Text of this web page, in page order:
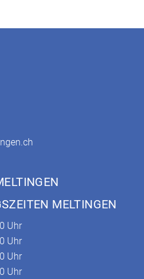
MELTINGEN
Uhr
Uhr
Uhr
Uhr